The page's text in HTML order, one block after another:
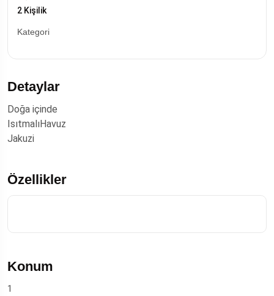
2 Kişilik
Kategori
Detaylar
Doğa içinde
IsıtmalıHavuz
Jakuzi
Özellikler
Konum
1